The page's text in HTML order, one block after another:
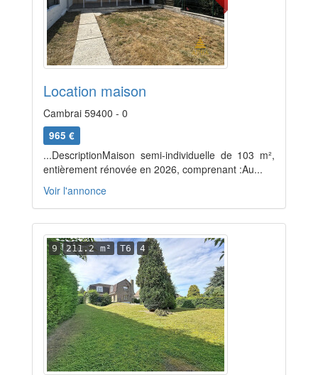
Location maison
Cambrai 59400 - 0
965 €
...DescriptionMaison semi-individuelle de 103 m²,
entièrement rénovée en 2026, comprenant :Au...
Voir l'annonce
9 211.2 m² T6 4